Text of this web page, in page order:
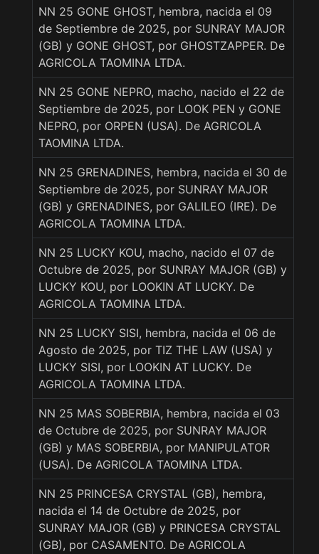
NN 25 GONE GHOST, hembra, nacida el 09
de Septiembre de 2025, por SUNRAY MAJOR
(GB) y GONE GHOST, por GHOSTZAPPER. De
AGRICOLA TAOMINA LTDA.
NN 25 GONE NEPRO, macho, nacido el 22 de
Septiembre de 2025, por LOOK PEN y GONE
NEPRO, por ORPEN (USA). De AGRICOLA
TAOMINA LTDA.
NN 25 GRENADINES, hembra, nacida el 30 de
Septiembre de 2025, por SUNRAY MAJOR
(GB) y GRENADINES, por GALILEO (IRE). De
AGRICOLA TAOMINA LTDA.
NN 25 LUCKY KOU, macho, nacido el 07 de
Octubre de 2025, por SUNRAY MAJOR (GB) y
LUCKY KOU, por LOOKIN AT LUCKY. De
AGRICOLA TAOMINA LTDA.
NN 25 LUCKY SISI, hembra, nacida el 06 de
Agosto de 2025, por TIZ THE LAW (USA) y
LUCKY SISI, por LOOKIN AT LUCKY. De
AGRICOLA TAOMINA LTDA.
NN 25 MAS SOBERBIA, hembra, nacida el 03
de Octubre de 2025, por SUNRAY MAJOR
(GB) y MAS SOBERBIA, por MANIPULATOR
(USA). De AGRICOLA TAOMINA LTDA.
NN 25 PRINCESA CRYSTAL (GB), hembra,
nacida el 14 de Octubre de 2025, por
SUNRAY MAJOR (GB) y PRINCESA CRYSTAL
(GB), por CASAMENTO. De AGRICOLA